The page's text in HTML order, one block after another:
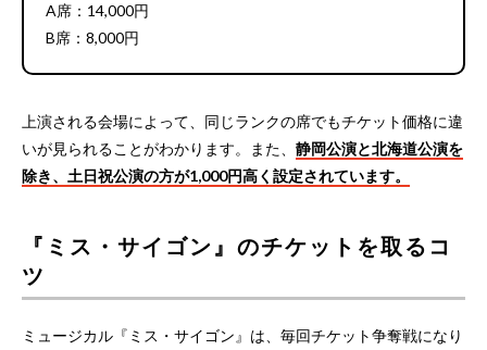
A席：14,000円
B席：8,000円
上演される会場によって、同じランクの席でもチケット価格に違
いが見られることがわかります。また、 静岡公演と北海道公演を
除き、土日祝公演の方が1,000円高く設定されています。
『ミス・サイゴン』のチケットを取るコ
ツ
ミュージカル『ミス・サイゴン』は、毎回チケット争奪戦になり